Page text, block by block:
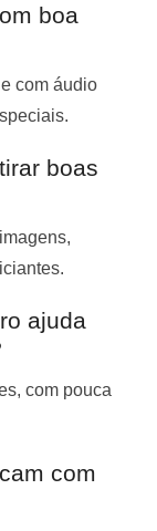
boa
com áudio
boas
ajuda
com pouca
com